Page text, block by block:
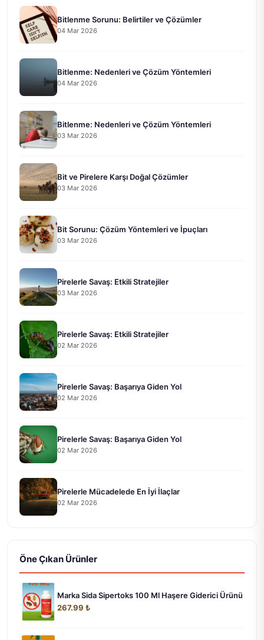
Bitlenme Sorunu: Belirtiler ve Çözümler
04 Mar 2026
Bitlenme: Nedenleri ve Çözüm Yöntemleri
04 Mar 2026
Bitlenme: Nedenleri ve Çözüm Yöntemleri
03 Mar 2026
Bit ve Pirelere Karşı Doğal Çözümler
03 Mar 2026
Bit Sorunu: Çözüm Yöntemleri ve İpuçları
03 Mar 2026
Pirelerle Savaş: Etkili Stratejiler
03 Mar 2026
Pirelerle Savaş: Etkili Stratejiler
02 Mar 2026
Pirelerle Savaş: Başarıya Giden Yol
02 Mar 2026
Pirelerle Savaş: Başarıya Giden Yol
02 Mar 2026
Pirelerle Mücadelede En İyi İlaçlar
02 Mar 2026
Öne Çıkan Ürünler
Marka Sida Sipertoks 100 Ml Haşere Giderici Ürünü
267.99 ₺